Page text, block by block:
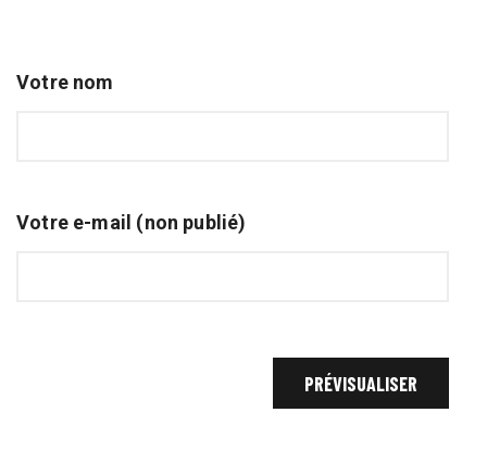
Votre nom
Votre e-mail (non publié)